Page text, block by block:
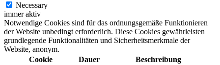
Necessary
immer aktiv
Notwendige Cookies sind für das ordnungsgemäße Funktionieren
der Website unbedingt erforderlich. Diese Cookies gewährleisten
grundlegende Funktionalitäten und Sicherheitsmerkmale der
Website, anonym.
Cookie
Dauer Beschreibung